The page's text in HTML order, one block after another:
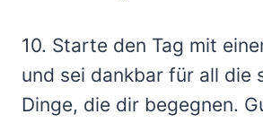
10. Starte den Tag mit
und sei dankbar für all die
Dinge, die dir begegnen.